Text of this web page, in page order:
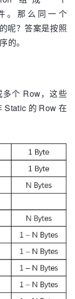
。那么同一个
呢？答案是按照
的。
个 Row，这些
Static 的 Row 在